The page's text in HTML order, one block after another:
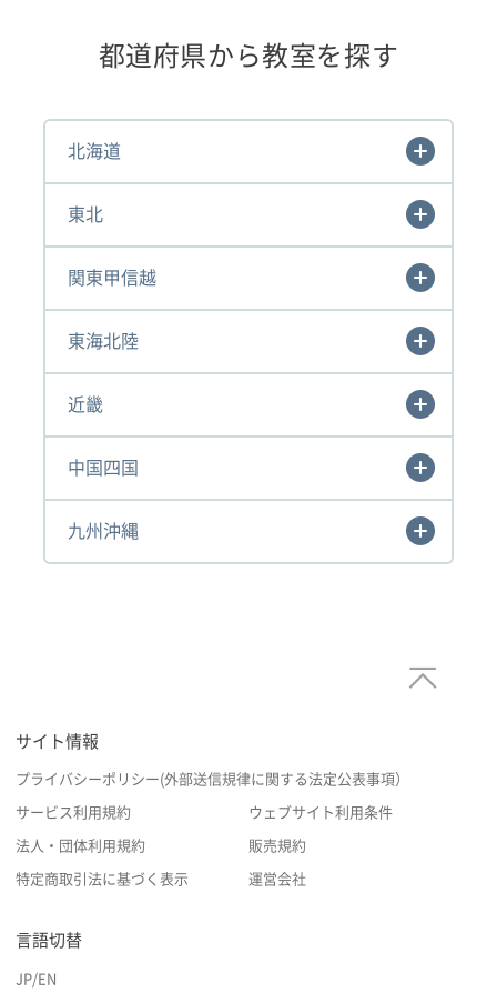
都道府県から教室を探す
北海道
東北
関東甲信越
東海北陸
近畿
中国四国
九州沖縄
サイト情報
プライバシーポリシー(外部送信規律に関する法定公表事項）
サービス利用規約 ウェブサイト利用条件
法人・団体利用規約 販売規約
特定商取引法に基づく表示 運営会社
言語切替
JP/EN